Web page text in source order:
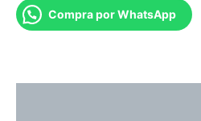
Compra por WhatsApp